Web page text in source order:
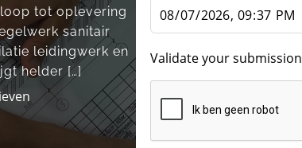
tot oplevering
sanitair
leidingwerk en
helder […]
Validate your submission